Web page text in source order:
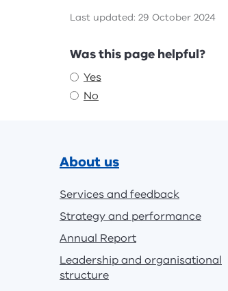
Last updated: 29 October 2024
Feedback
Was this page helpful?
Yes
No
About us
Services and feedback
Strategy and performance
Annual Report
Leadership and organisational
structure